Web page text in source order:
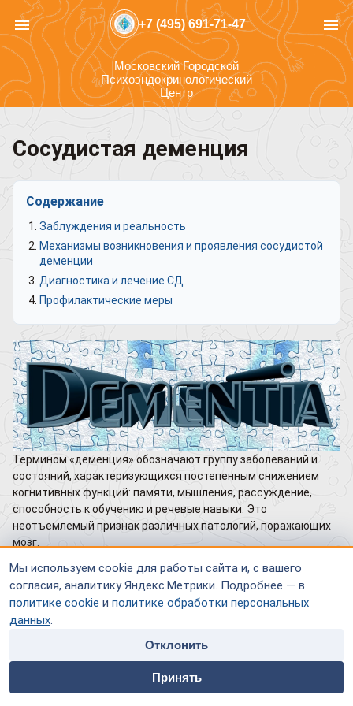
Мы используем cookie для работы сайта и, с вашего
согласия, аналитику Яндекс.Метрики. Подробнее — в
политике cookie и политике обработки персональных
данных.
Отклонить
Принять
home people
Специалисты
payment contacts
menu +7 (495) 691-71-47 menu
Московский Городской
Психоэндокринологический
Центр
Сосудистая деменция
Содержание
Заблуждения и реальность
Механизмы возникновения и проявления сосудистой
деменции
Диагностика и лечение СД
Профилактические меры
Термином «деменция» обозначают группу заболеваний и
состояний, характеризующихся постепенным снижением
когнитивных функций: памяти, мышления, рассуждение,
способность к обучению и речевые навыки. Это
неотъемлемый признак различных патологий, поражающих
мозг.
В этой статье поговорим о деменции, напрямую связанной с
сосудистыми заболеваниями мозга.
Заблуждения и реальность
Деменция часто ошибочно воспринимается как простое
Такое представление глубоко ошибочно, оно не только